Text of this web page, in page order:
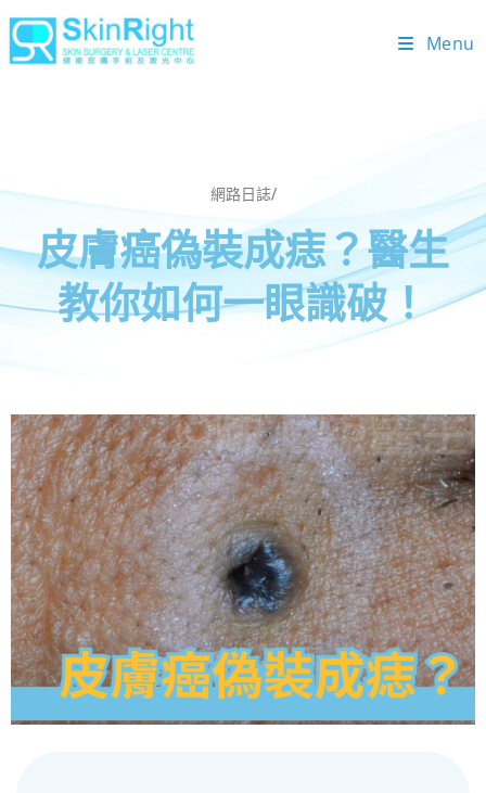
Menu
網路日誌/
皮膚癌偽裝成痣？醫生
教你如何一眼識破！